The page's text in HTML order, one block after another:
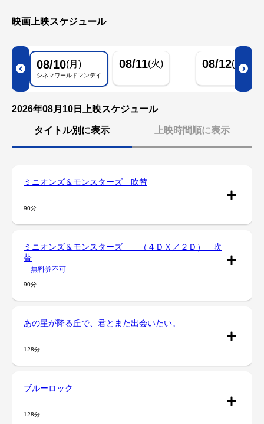
映画上映スケジュール
08/10(月)
シネマワールドマンデイ
08/11(火) 08/12(水)
2026年08月10日上映スケジュール
タイトル別に表示 上映時間順に表示
ミニオンズ＆モンスターズ 吹替
90分
ミニオンズ＆モンスターズ （４ＤＸ／２Ｄ） 吹
替
無料券不可
90分
あの星が降る丘で、君とまた出会いたい。
128分
ブルーロック
128分